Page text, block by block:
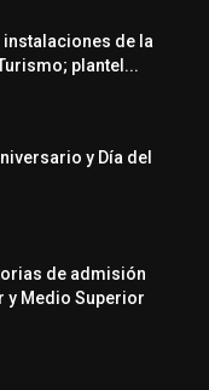
instalaciones de la
plantel...
y Día del
de admisión
y Medio Superior